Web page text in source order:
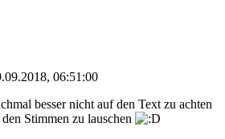
06:51:00
besser nicht auf den Text zu achten
Stimmen zu lauschen